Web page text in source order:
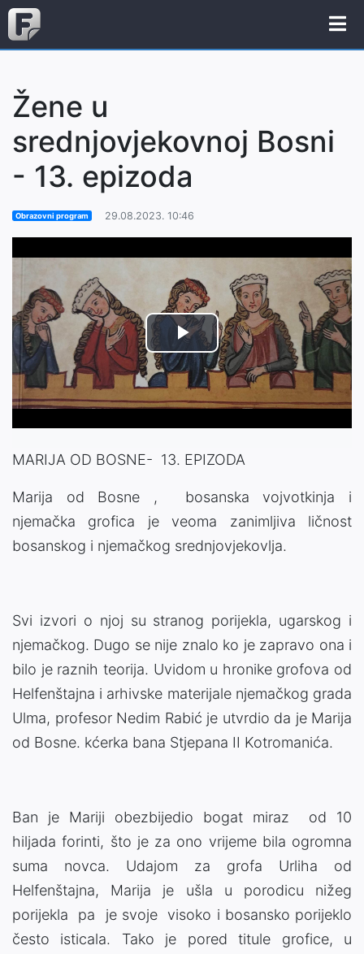
Žene u
srednjovjekovnoj Bosni
- 13. epizoda
Obrazovni program 29.08.2023. 10:46
Play
Video
MARIJA OD BOSNE- 13. EPIZODA
Marija od Bosne , bosanska vojvotkinja i
njemačka grofica je veoma zanimljiva ličnost
bosanskog i njemačkog srednjovjekovlja.
Svi izvori o njoj su stranog porijekla, ugarskog i
njemačkog. Dugo se nije znalo ko je zapravo ona i
bilo je raznih teorija. Uvidom u hronike grofova od
Helfenštajna i arhivske materijale njemačkog grada
Ulma, profesor Nedim Rabić je utvrdio da je Marija
od Bosne. kćerka bana Stjepana II Kotromanića.
Ban je Mariji obezbijedio bogat miraz od 10
hiljada forinti, što je za ono vrijeme bila ogromna
suma novca. Udajom za grofa Urliha od
Helfenštajna, Marija je ušla u porodicu nižeg
porijekla pa je svoje visoko i bosansko porijeklo
često isticala. Tako je pored titule grofice, u